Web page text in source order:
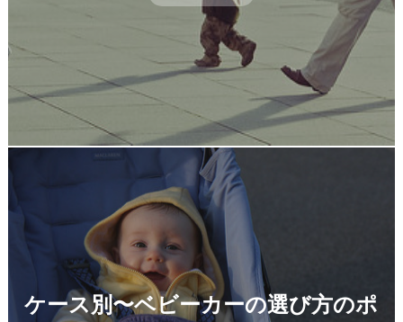
ケース別〜ベビーカーの選び方のポ